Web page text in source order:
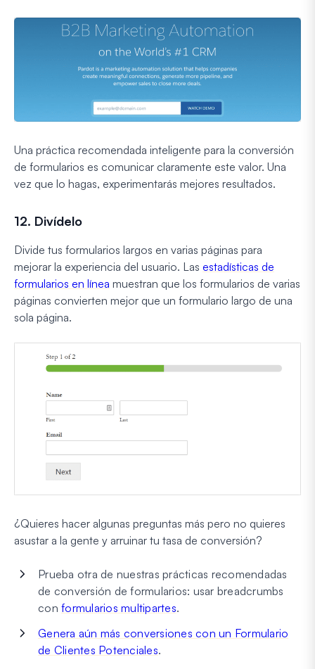
Una práctica recomendada inteligente para la conversión
de formularios es comunicar claramente este valor. Una
vez que lo hagas, experimentarás mejores resultados.
12. Divídelo
Divide tus formularios largos en varias páginas para
mejorar la experiencia del usuario. Las estadísticas de
formularios en línea muestran que los formularios de varias
páginas convierten mejor que un formulario largo de una
sola página.
¿Quieres hacer algunas preguntas más pero no quieres
asustar a la gente y arruinar tu tasa de conversión?
Prueba otra de nuestras prácticas recomendadas
de conversión de formularios: usar breadcrumbs
con formularios multipartes.
Genera aún más conversiones con un Formulario
de Clientes Potenciales.